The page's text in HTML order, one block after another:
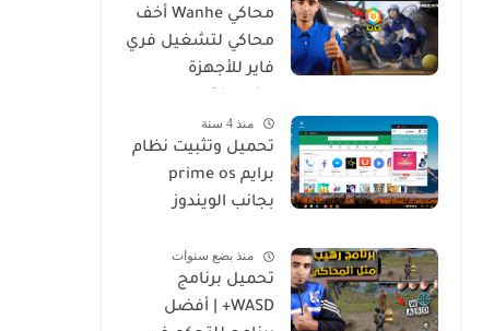
محاكي Wanhe أخف
محاكي لتشغيل فري
فاير للأجهزة
منذ 4 سنة
تحميل وتثبيت نظام
برايم prime os
بجانب الويندوز
Prime Os
منذ بضع سنوات
تحميل برنامج
WASD+ | أفضل